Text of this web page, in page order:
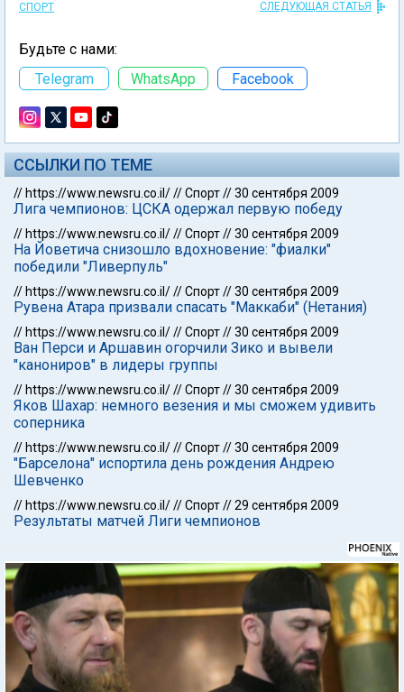
СПОРТ СЛЕДУЮЩАЯ СТАТЬЯ
Будьте с нами:
Telegram
WhatsApp Facebook
ССЫЛКИ ПО ТЕМЕ
// https://www.newsru.co.il///Спорт//30 сентября 2009
Лига чемпионов: ЦСКА одержал первую победу
// https://www.newsru.co.il///Спорт//30 сентября 2009
На Йоветича снизошло вдохновение: "фиалки"
победили "Ливерпуль"
// https://www.newsru.co.il///Спорт//30 сентября 2009
Рувена Атара призвали спасать "Маккаби" (Нетания)
// https://www.newsru.co.il///Спорт//30 сентября 2009
Ван Перси и Аршавин огорчили Зико и вывели
"канониров" в лидеры группы
// https://www.newsru.co.il///Спорт//30 сентября 2009
Яков Шахар: немного везения и мы сможем удивить
соперника
// https://www.newsru.co.il///Спорт//30 сентября 2009
"Барселона" испортила день рождения Андрею
Шевченко
// https://www.newsru.co.il///Спорт//29 сентября 2009
Результаты матчей Лиги чемпионов